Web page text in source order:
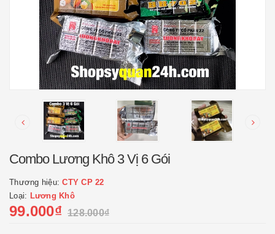
Combo Lương Khô 3 Vị 6 Gói
Thương hiệu:CTY CP 22
Loại: Lương Khô
99.000₫ 128.000₫